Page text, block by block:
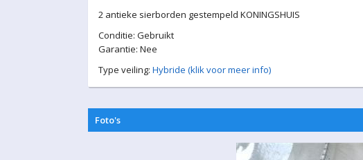
2 antieke sierborden gestempeld KONINGSHUIS
Conditie: Gebruikt
Garantie: Nee
Type veiling: Hybride (klik voor meer info)
Foto's